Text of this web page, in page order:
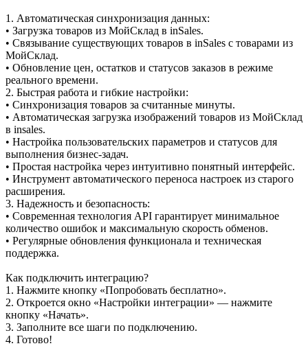
1. Автоматическая синхронизация данных:
• Загрузка товаров из МойСклад в inSales.
• Связывание существующих товаров в inSales с товарами из
МойСклад.
• Обновление цен, остатков и статусов заказов в режиме
реального времени.
2. Быстрая работа и гибкие настройки:
• Cинхронизация товаров за считанные минуты.
• Автоматическая загрузка изображений товаров из МойСклад
в insales.
• Настройка пользовательских параметров и статусов для
выполнения бизнес-задач.
• Простая настройка через интуитивно понятный интерфейс.
• Инструмент автоматического переноса настроек из старого
расширения.
3. Надежность и безопасность:
• Современная технология API гарантирует минимальное
количество ошибок и максимальную скорость обменов.
• Регулярные обновления функционала и техническая
поддержка.
Как подключить интеграцию?
1. Нажмите кнопку «Попробовать бесплатно».
2. Откроется окно «Настройки интеграции» — нажмите
кнопку «Начать».
3. Заполните все шаги по подключению.
4. Готово!